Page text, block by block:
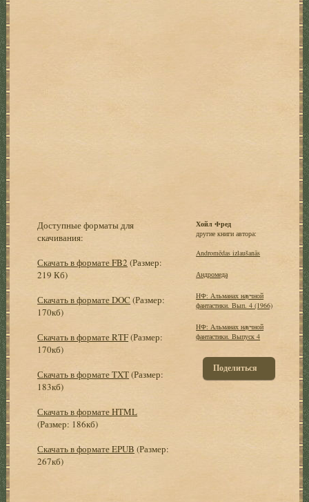
Доступные форматы для
скачивания:
Скачать в формате FB2 (Размер:
219 Кб)
Скачать в формате DOC (Размер:
170кб)
Скачать в формате RTF(Размер:
170кб)
Скачать в формате TXT(Размер:
183кб)
Скачать в формате HTML
(Размер: 186кб)
Скачать в формате EPUB (Размер:
267кб)
Хойл Фред
другие книги автора:
Andromēdas izlaušanās
Андромеда
НФ: Альманах научной
фантастики. Вып. 4 (1966)
НФ: Альманах научной
фантастики. Выпуск 4
Поделиться